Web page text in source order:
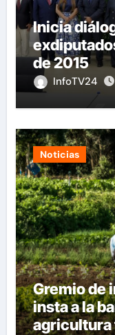
Inicia
de 2015
InfoTV24
Noticias
Gremio de
insta a la
agricultura